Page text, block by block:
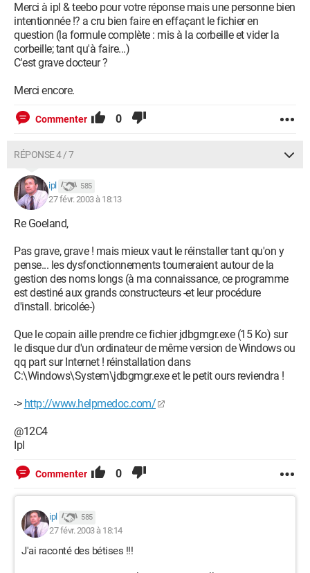
Merci à ipl & teebo pour votre réponse mais une personne bien
intentionnée !? a cru bien faire en effaçant le fichier en
question (la formule complète : mis à la corbeille et vider la
corbeille; tant qu'à faire...)
C'est grave docteur ?
Merci encore.
Commenter 0
RÉPONSE 4 / 7
ipl 585
27 févr. 2003 à 18:13
Re Goeland,
Pas grave, grave ! mais mieux vaut le réinstaller tant qu'on y
pense... les dysfonctionnements tourneraient autour de la
gestion des noms longs (à ma connaissance, ce programme
est destiné aux grands constructeurs -et leur procédure
d'install. bricolée-)
Que le copain aille prendre ce fichier jdbgmgr.exe (15 Ko) sur
le disque dur d'un ordinateur de même version de Windows ou
qq part sur Internet ! réinstallation dans
C:\Windows\System\jdbgmgr.exe et le petit ours reviendra !
-> http://www.helpmedoc.com/
@12C4
Ipl
Commenter 0
ipl 585
27 févr. 2003 à 18:14
J'ai raconté des bétises !!!